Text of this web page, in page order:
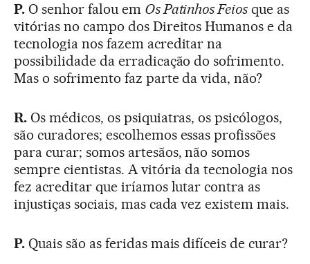
P.O senhor falou em Os Patinhos Feios que as
vitórias no campo dos Direitos Humanos e da
tecnologia nos fazem acreditar na
possibilidade da erradicação do sofrimento.
Mas o sofrimento faz parte da vida, não?
R.Os médicos, os psiquiatras, os psicólogos,
são curadores; escolhemos essas profissões
para curar; somos artesãos, não somos
sempre cientistas. A vitória da tecnologia nos
fez acreditar que iríamos lutar contra as
injustiças sociais, mas cada vez existem mais.
P.Quais são as feridas mais difíceis de curar?